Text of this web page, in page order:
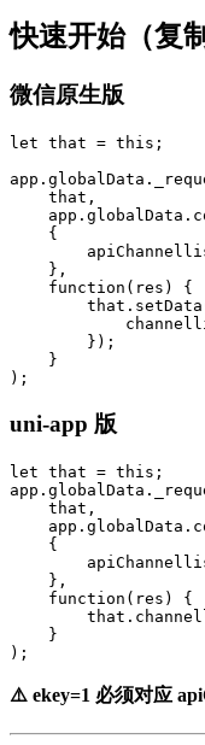
快速开始（复
微信原生版
let that = this;
that,
{
},
function(res) {
channellist_1:
});
}
);
uni-app 版
let that = this;
that,
{
},
function(res) {
}
);
⚠️ ekey=1 必须对应